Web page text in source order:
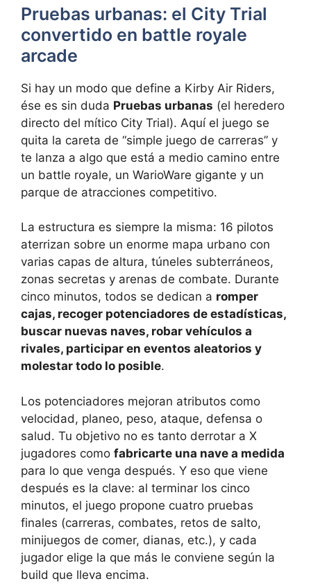
Pruebas urbanas: el City Trial
convertido en battle royale
arcade
Si hay un modo que define a Kirby Air Riders,
ése es sin duda Pruebas urbanas (el heredero
directo del mítico City Trial). Aquí el juego se
quita la careta de “simple juego de carreras” y
te lanza a algo que está a medio camino entre
un battle royale, un WarioWare gigante y un
parque de atracciones competitivo.
La estructura es siempre la misma: 16 pilotos
aterrizan sobre un enorme mapa urbano con
varias capas de altura, túneles subterráneos,
zonas secretas y arenas de combate. Durante
cinco minutos, todos se dedican a romper
cajas, recoger potenciadores de estadísticas,
buscar nuevas naves, robar vehículos a
rivales, participar en eventos aleatorios y
molestar todo lo posible.
Los potenciadores mejoran atributos como
velocidad, planeo, peso, ataque, defensa o
salud. Tu objetivo no es tanto derrotar a X
jugadores como fabricarte una nave a medida
para lo que venga después. Y eso que viene
después es la clave: al terminar los cinco
minutos, el juego propone cuatro pruebas
finales (carreras, combates, retos de salto,
minijuegos de comer, dianas, etc.), y cada
jugador elige la que más le conviene según la
build que lleva encima.